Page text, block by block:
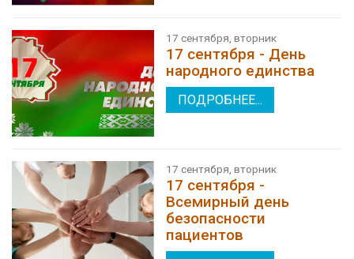
17 сентября, вторник
17 сентября - День
народного единства
ПОДРОБНЕЕ...
17 сентября, вторник
17 сентября -
Всемирный день
безопасности
пациентов